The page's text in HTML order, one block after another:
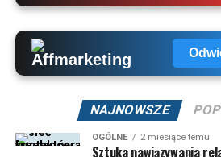
NAJNOWSZE
OGÓLNE 2 miesiące temu
Sztuka nawiązywania